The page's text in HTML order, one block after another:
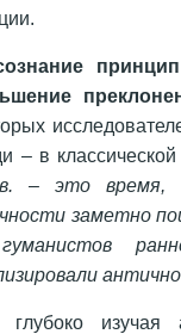
– в
– это время,
заметно
глубоко изучая